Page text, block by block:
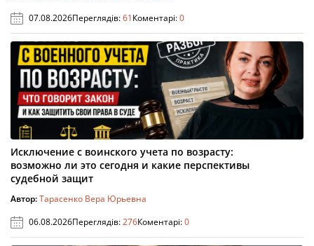
07.08.2026Переглядів:61Коментарі:0
Исключение с воинского учета по возрасту:
возможно ли это сегодня и какие перспективы
судебной защит
Автор:Тарасенко Вера Юрьевна
06.08.2026Переглядів:276Коментарі:0